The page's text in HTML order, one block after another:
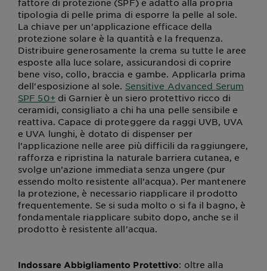
fattore di protezione (SPF) e adatto alla propria
tipologia di pelle prima di esporre la pelle al sole.
La chiave per un'applicazione efficace della
protezione solare è la quantità e la frequenza.
Distribuire generosamente la crema su tutte le aree
esposte alla luce solare, assicurandosi di coprire
bene viso, collo, braccia e gambe. Applicarla prima
dell'esposizione al sole. Sensitive Advanced Serum
SPF 50+di Garnier è un siero protettivo ricco di
ceramidi, consigliato a chi ha una pelle sensibile e
reattiva. Capace di proteggere da raggi UVB, UVA
e UVA lunghi, è dotato di dispenser per
l’applicazione nelle aree più difficili da raggiungere,
rafforza e ripristina la naturale barriera cutanea, e
svolge un’azione immediata senza ungere (pur
essendo molto resistente all’acqua). Per mantenere
la protezione, è necessario riapplicare il prodotto
frequentemente. Se si suda molto o si fa il bagno, è
fondamentale riapplicare subito dopo, anche se il
prodotto è resistente all'acqua.
Indossare Abbigliamento Protettivo: oltre alla